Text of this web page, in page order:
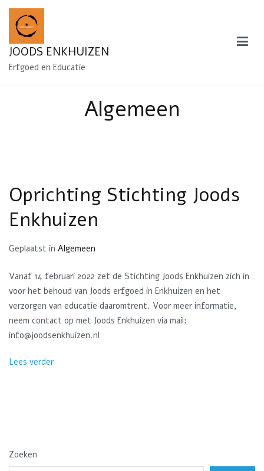
Naar
inhoud
springen
JOODS ENKHUIZEN
Erfgoed en Educatie
Algemeen
Oprichting Stichting Joods
Enkhuizen
Geplaatst in Algemeen
Vanaf 14 februari 2022 zet de Stichting Joods Enkhuizen zich in
voor het behoud van Joods erfgoed in Enkhuizen en het
verzorgen van educatie daaromtrent. Voor meer informatie,
neem contact op met Joods Enkhuizen via mail:
info@joodsenkhuizen.nl
Lees verder
Zoeken